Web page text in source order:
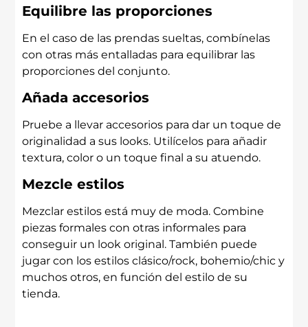
Equilibre las proporciones
En el caso de las prendas sueltas, combínelas
con otras más entalladas para equilibrar las
proporciones del conjunto.
Añada accesorios
Pruebe a llevar accesorios para dar un toque de
originalidad a sus looks. Utilícelos para añadir
textura, color o un toque final a su atuendo.
Mezcle estilos
Mezclar estilos está muy de moda. Combine
piezas formales con otras informales para
conseguir un look original. También puede
jugar con los estilos clásico/rock, bohemio/chic y
muchos otros, en función del estilo de su
tienda.